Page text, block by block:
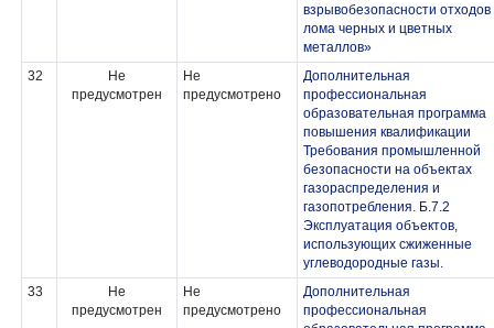
взрывобезопасности отходов
лома черных и цветных
металлов»
32
Не
предусмотрен
Не
предусмотрено
Дополнительная
профессиональная
образовательная программа
повышения квалификации
Требования промышленной
безопасности на объектах
газораспределения и
газопотребления. Б.7.2
Эксплуатация объектов,
использующих сжиженные
углеводородные газы.
33
Не
предусмотрен
Не
предусмотрено
Дополнительная
профессиональная